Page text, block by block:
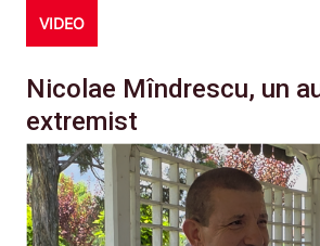
VIDEO
Nicolae Mîndrescu, un
extremist